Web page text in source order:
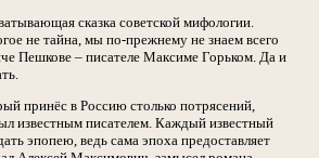
сказка советской мифологии.
не тайна, мы по-прежнему не знаем всего
Пешкове – писателе Максиме Горьком. Да и
принёс в Россию столько потрясений,
известным писателем. Каждый известный
эпопею, ведь сама эпоха предоставляет